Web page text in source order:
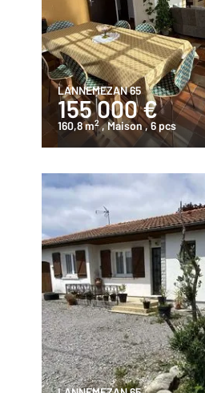
LANNEMEZAN 65
155 000 €
160,8 m2 , Maison, 6 pcs